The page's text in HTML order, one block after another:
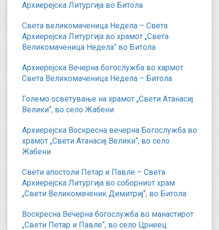
Архиерејска Литургија во Битола
Света великомаченица Недела – Света
Архиерејска Литургија во храмот „Света
Великомаченица Недела“ во Битола
Архиерејска Вечерна богослужба во хармот
Света Великомаченица Недела – Битола
Големо осветување на храмот „Свети Атанасиј
Велики“, во село Жабени
Архиерејска Воскресна вечерна Богослужба во
храмот „Свети Атанасиј Велики“, во село
Жабени
Свети апостоли Петар и Павле – Света
Архиерејска Литургија во соборниот храм
„Свети Великомаченик Димитриј“, во Битола
Воскресна Вечерна богослужба во манастирот
„Свети Петар и Павле“, во село Црнеец